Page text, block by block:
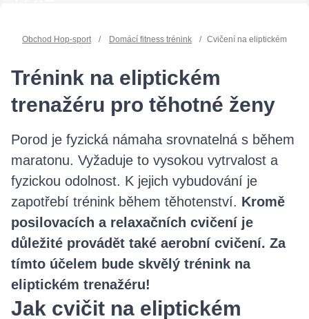
Obchod Hop-sport / Domácí fitness trénink / Cvičení na eliptickém
Trénink na eliptickém
trenažéru pro těhotné ženy
Porod je fyzická námaha srovnatelná s během
maratonu. Vyžaduje to vysokou vytrvalost a
fyzickou odolnost. K jejich vybudování je
zapotřebí trénink během těhotenství. Kromě
posilovacích a relaxačních cvičení je
důležité provádět také aerobní cvičení. Za
tímto účelem bude skvělý trénink na
eliptickém trenažéru!
Jak cvičit na eliptickém